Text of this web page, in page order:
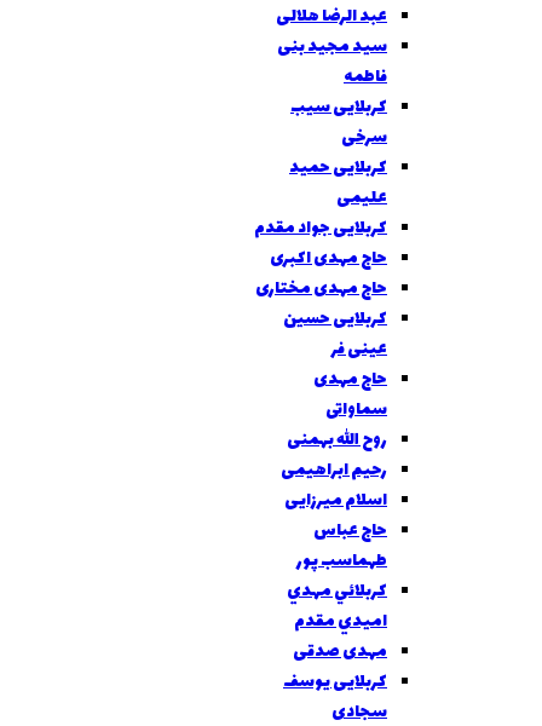
عبد الرضا هلالی
سید مجید بنی
کربلایی سیب
کربلایی حمید
کربلایی جواد مقدم
حاج مهدی اکبری
حاج مهدی مختاری
کربلایی حسین
حاج مهدی
روح الله بهمنی
رحیم ابراهیمی
اسلام میرزایی
حاج عباس
طهماسب پور
كربلائي مهدي
اميدي مقدم
مهدی صدقی
کربلایی یوسف